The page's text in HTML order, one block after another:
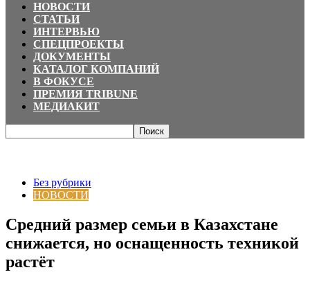
НОВОСТИ
СТАТЬИ
ИНТЕРВЬЮ
СПЕЦПРОЕКТЫ
ДОКУМЕНТЫ
КАТАЛОГ КОМПАНИЙ
В ФОКУСЕ
ПРЕМИЯ TRIBUNE
МЕДИАКИТ
Без рубрики
НОВОСТИ
Средний размер семьи в Казахстане
снижается, но оснащенность техникой
растёт